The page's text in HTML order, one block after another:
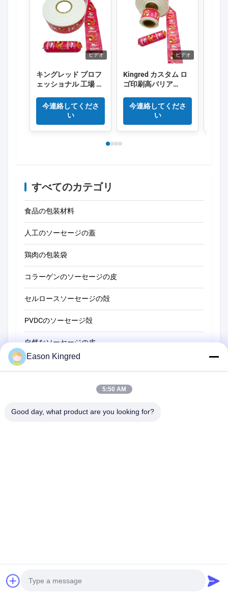
ビデオ
キングレッド プロフ
ェッショナル 工場 新
ージ キャッシング 食
品グレードのプラス
チックOEM
今連絡してくださ
い
ビデオ
Kingred カスタム ロ
ゴ印刷高バリア
ソーセージ ケーシン
グ フィルム中国
今連絡してくださ
い
すべてのカテゴリ
食品の包装材料
人工のソーセージの蓋
鶏肉の包装袋
コラーゲンのソーセージの皮
セルロースソーセージの殻
PVDCのソーセージ殻
自然なソーセージの皮
食品包装袋
食品包装用フィルム
Eason Kingred
5:50 AM
Good day, what product are you looking for?